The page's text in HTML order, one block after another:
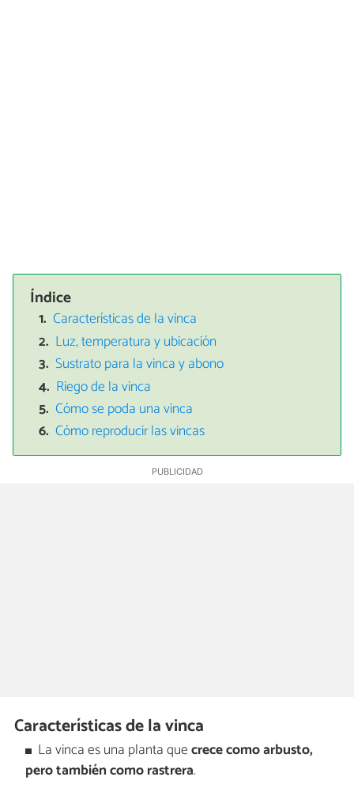
Índice
Características de la vinca
Luz, temperatura y ubicación
Sustrato para la vinca y abono
Riego de la vinca
Cómo se poda una vinca
Cómo reproducir las vincas
Características de la vinca
La vinca es una planta quecrece como arbusto,
pero también como rastrera.